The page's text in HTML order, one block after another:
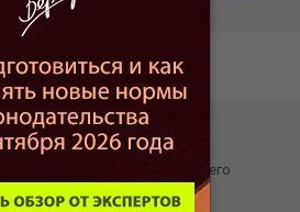
Не вывозя эти товары за его